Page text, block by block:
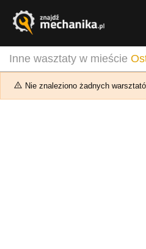
Inne wasztaty w mieście
Nie znaleziono żadnych